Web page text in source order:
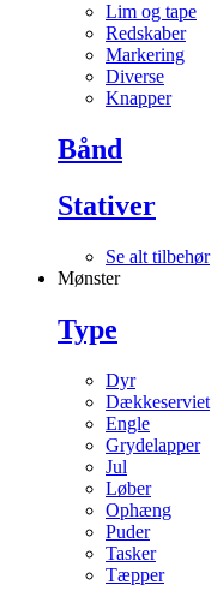
Lim og tape
Redskaber
Markering
Diverse
Knapper
Bånd
Stativer
Se alt tilbehør
Mønster
Type
Dyr
Dækkeserviet
Engle
Grydelapper
Jul
Løber
Ophæng
Puder
Tasker
Tæpper